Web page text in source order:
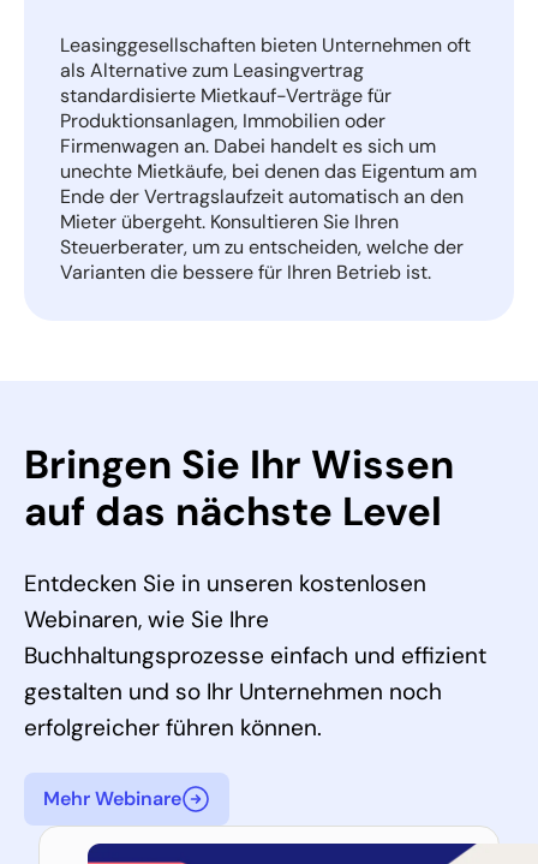
Leasinggesellschaften bieten Unternehmen oft
als Alternative zum Leasingvertrag
standardisierte Mietkauf-Verträge für
Produktionsanlagen, Immobilien oder
Firmenwagen an. Dabei handelt es sich um
unechte Mietkäufe, bei denen das Eigentum am
Ende der Vertragslaufzeit automatisch an den
Mieter übergeht. Konsultieren Sie Ihren
Steuerberater, um zu entscheiden, welche der
Varianten die bessere für Ihren Betrieb ist.
Bringen Sie Ihr Wissen
auf das nächste Level
Entdecken Sie in unseren kostenlosen
Webinaren, wie Sie Ihre
Buchhaltungsprozesse einfach und effizient
gestalten und so Ihr Unternehmen noch
erfolgreicher führen können.
Mehr Webinare